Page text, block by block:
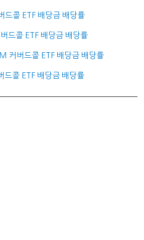
드콜 ETF 배당금 배당률
드콜 ETF 배당금 배당률
커버드콜 ETF 배당금 배당률
콜 ETF 배당금 배당률